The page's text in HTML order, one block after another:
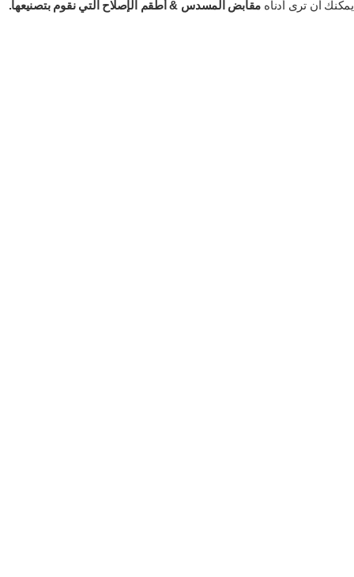
يمكنك أن ترى أدناه مقابض المسدس & أطقم الإصلاح التي نقوم بتصنيعها.